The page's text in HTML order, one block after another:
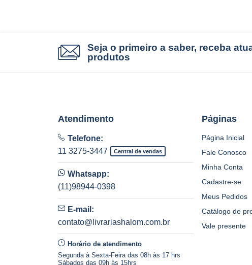
Seja o primeiro a saber, receba
produtos
Atendimento
Telefone:
11 3275-3447
Central de vendas
Whatsapp:
(11)98944-0398
E-mail:
contato@livrariashalom.com.br
Horário de atendimento
Segunda à Sexta-Feira das 08h às 17 hrs
Sábados das 09h às 15hrs
Páginas
Página Inicial
Fale Conosco
Minha Conta
Cadastre-se
Meus Pedidos
Catálogo de
Vale presente